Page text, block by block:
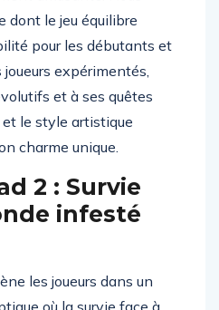
amusante. Nous
dont le jeu équilibre
pour les débutants et
expérimentés,
et à ses quêtes
et le style artistique
2 : Survie
infesté
les joueurs dans un